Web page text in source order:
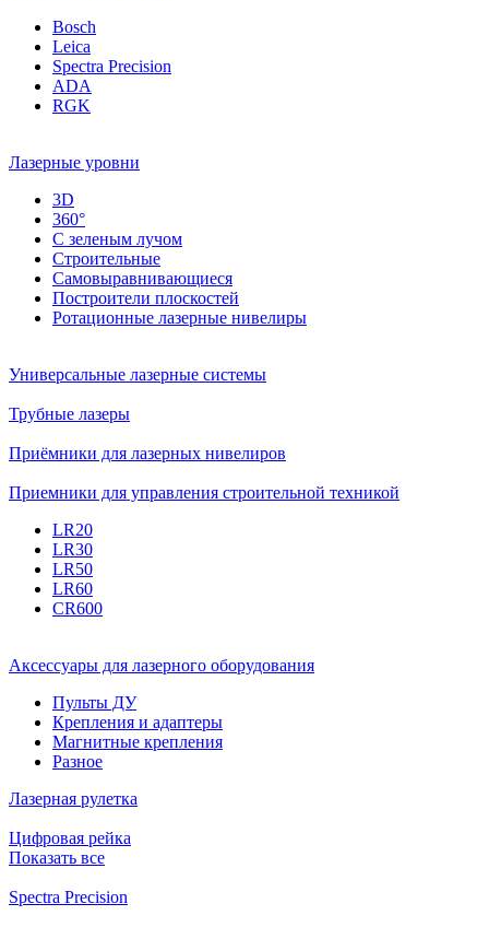
Bosch
Leica
Spectra Precision
ADA
RGK
Лазерные уровни
3D
360°
С зеленым лучом
Строительные
Самовыравнивающиеся
Построители плоскостей
Ротационные лазерные нивелиры
Универсальные лазерные системы
Трубные лазеры
Приёмники для лазерных нивелиров
Приемники для управления строительной техникой
LR20
LR30
LR50
LR60
CR600
Аксессуары для лазерного оборудования
Пульты ДУ
Крепления и адаптеры
Магнитные крепления
Разное
Лазерная рулетка
Цифровая рейка
Показать все
Spectra Precision